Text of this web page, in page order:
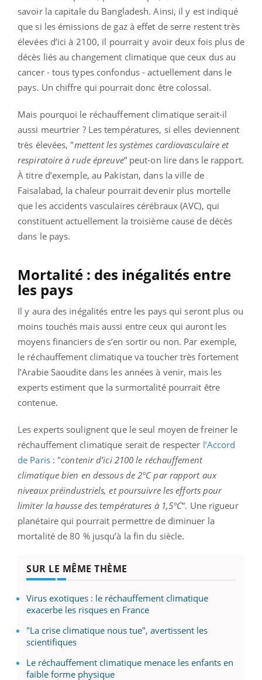
savoir la capitale du Bangladesh. Ainsi, il y est indiqué
que si les émissions de gaz à effet de serre restent très
élevées d’ici à 2100, il pourrait y avoir deux fois plus de
décès liés au changement climatique que ceux dus au
cancer - tous types confondus - actuellement dans le
pays. Un chiffre qui pourrait donc être colossal.
Mais pourquoi le réchauffement climatique serait-il
aussi meurtrier ? Les températures, si elles deviennent
très élevées, "mettent les systèmes cardiovasculaire et
respiratoire à rude épreuve” peut-on lire dans le rapport.
À titre d’exemple, au Pakistan, dans la ville de
Faisalabad, la chaleur pourrait devenir plus mortelle
que les accidents vasculaires cérébraux (AVC), qui
constituent actuellement la troisième cause de décès
dans le pays.
Mortalité : des inégalités entre
les pays
Il y aura des inégalités entre les pays qui seront plus ou
moins touchés mais aussi entre ceux qui auront les
moyens financiers de s’en sortir ou non. Par exemple,
le réchauffement climatique va toucher très fortement
l’Arabie Saoudite dans les années à venir, mais les
experts estiment que la surmortalité pourrait être
contenue.
Les experts soulignent que le seul moyen de freiner le
réchauffement climatique serait de respecter l’Accord
de Paris: "contenir d’ici 2100 le réchauffement
climatique bien en dessous de 2°C par rapport aux
niveaux préindustriels, et poursuivre les efforts pour
limiter la hausse des températures à 1,5°C”. Une rigueur
planétaire qui pourrait permettre de diminuer la
mortalité de 80 % jusqu’à la fin du siècle.
SUR LE MÊME THÈME
Virus exotiques : le réchauffement climatique
exacerbe les risques en France
"La crise climatique nous tue", avertissent les
scientifiques
Le réchauffement climatique menace les enfants en
faible forme physique